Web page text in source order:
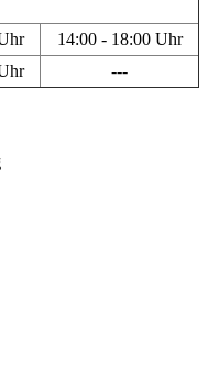
14:00 - 18:00 Uhr
---